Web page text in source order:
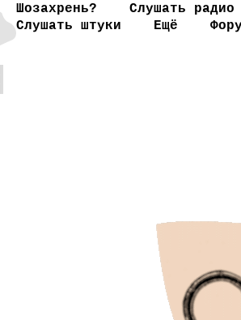
Шозахрень?
Слушать радио
Слушать штуки
Ещё